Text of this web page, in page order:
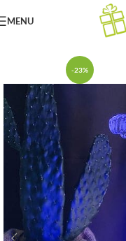
MENU
Ana Sayfa Kişiye Özel
-23%